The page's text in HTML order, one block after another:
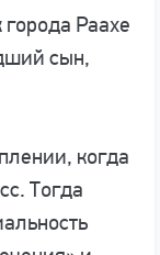
Раахе
сын,
когда
Тогда